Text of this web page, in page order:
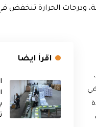
ودرجات الحرارة تنخفض
اقرأ ايضا